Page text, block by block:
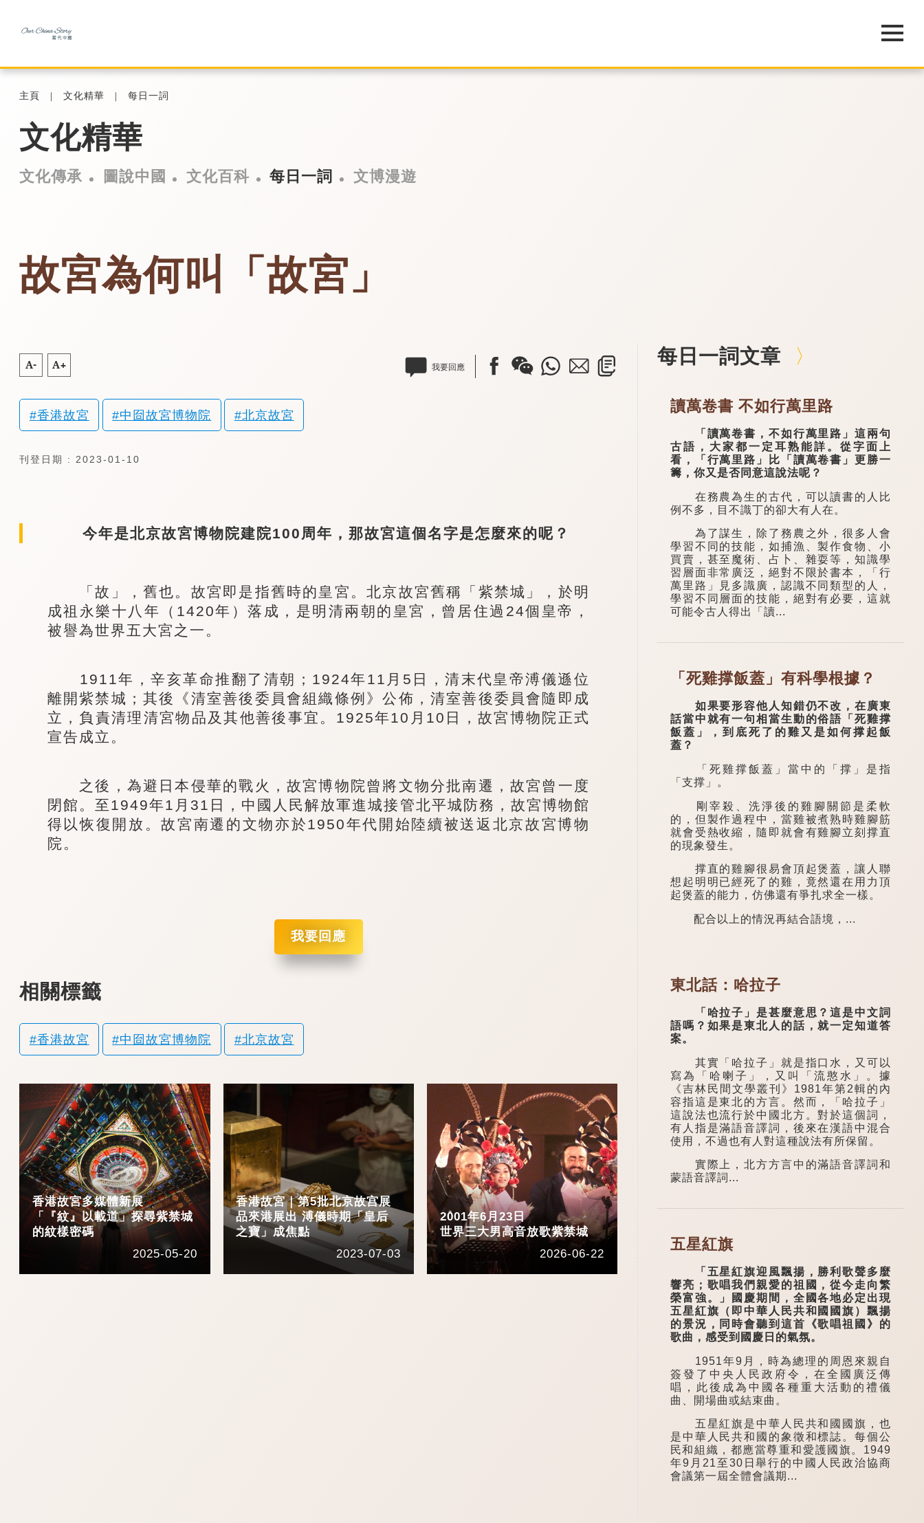
主頁 文化精華 每日一詞
文化精華
文化傳承 圖說中國 文化百科 每日一詞 文博漫遊
故宮為何叫「故宮」
A- A+ 我要回應
香港故宮 中囼故宮博物院 北京故宮
刊登日期 : 2023-01-10
今年是北京故宮博物院建院100周年，那故宮這個名字是怎麼來的呢？
「故」，舊也。故宮即是指舊時的皇宮。北京故宮舊稱「紫禁城」，於明
成祖永樂十八年（1420年）落成，是明清兩朝的皇宮，曾居住過24個皇帝，
被譽為世界五大宮之一。
1911年，辛亥革命推翻了清朝；1924年11月5日，清末代皇帝溥儀遜位
離開紫禁城；其後《清室善後委員會組織條例》公佈，清室善後委員會隨即成
立，負責清理清宮物品及其他善後事宜。1925年10月10日，故宮博物院正式
宣告成立。
之後，為避日本侵華的戰火，故宮博物院曾將文物分批南遷，故宮曾一度
閉館。至1949年1月31日，中國人民解放軍進城接管北平城防務，故宮博物館
得以恢復開放。故宮南遷的文物亦於1950年代開始陸續被送返北京故宮博物
院。
我要回應
相關標籤
香港故宮 中囼故宮博物院 北京故宮
香港故宮多媒體新展
「『紋』以載道」探尋紫禁城
的紋樣密碼
2025-05-20
香港故宮｜第5批北京故宫展
品來港展出 溥儀時期「皇后
之寶」成焦點
2023-07-03
2001年6月23日
世界三大男高音放歌紫禁城
2026-06-22
每日一詞文章
讀萬卷書 不如行萬里路
「讀萬卷書，不如行萬里路」這兩句
古語，大家都一定耳熟能詳。從字面上
看，「行萬里路」比「讀萬卷書」更勝一
籌，你又是否同意這說法呢？
在務農為生的古代，可以讀書的人比
例不多，目不識丁的卻大有人在。
為了謀生，除了務農之外，很多人會
學習不同的技能，如捕漁、製作食物、小
買賣，甚至魔術、占卜、雜耍等，知識學
習層面非常廣泛，絕對不限於書本，「行
萬里路」見多識廣，認識不同類型的人，
學習不同層面的技能，絕對有必要，這就
可能令古人得出「讀...
「死雞撑飯蓋」有科學根據？
如果要形容他人知錯仍不改，在廣東
話當中就有一句相當生動的俗語「死雞撑
飯蓋」，到底死了的雞又是如何撑起飯
蓋？
「死雞撑飯蓋」當中的「撑」是指
「支撑」。
剛宰殺、洗淨後的雞腳關節是柔軟
的，但製作過程中，當雞被煮熟時雞腳筋
就會受熱收縮，隨即就會有雞腳立刻撑直
的現象發生。
撑直的雞腳很易會頂起煲蓋，讓人聯
想起明明已經死了的雞，竟然還在用力頂
起煲蓋的能力，仿佛還有爭扎求全一樣。
配合以上的情況再結合語境，...
東北話：哈拉子
「哈拉子」是甚麼意思？這是中文詞
語嗎？如果是東北人的話，就一定知道答
案。
其實「哈拉子」就是指口水，又可以
寫為「哈喇子」，又叫「流憨水」。據
《吉林民間文學叢刊》1981年第2輯的內
容指這是東北的方言。然而，「哈拉子」
這說法也流行於中國北方。對於這個詞，
有人指是滿語音譯詞，後來在漢語中混合
使用，不過也有人對這種說法有所保留。
實際上，北方方言中的滿語音譯詞和
蒙語音譯詞...
五星紅旗
「五星紅旗迎風飄揚，勝利歌聲多麼
響亮；歌唱我們親愛的祖國，從今走向繁
榮富強。」國慶期間，全國各地必定出現
五星紅旗（即中華人民共和國國旗）飄揚
的景況，同時會聽到這首《歌唱祖國》的
歌曲，感受到國慶日的氣氛。
1951年9月，時為總理的周恩來親自
簽發了中央人民政府令，在全國廣泛傳
唱，此後成為中國各種重大活動的禮儀
曲、開場曲或結束曲。
五星紅旗是中華人民共和國國旗，也
是中華人民共和國的象徵和標誌。每個公
民和組織，都應當尊重和愛護國旗。1949
年9月21至30日舉行的中國人民政治協商
會議第一屆全體會議期...